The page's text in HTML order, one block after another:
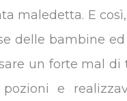
maledetta. E
delle bambine
un forte mal
e